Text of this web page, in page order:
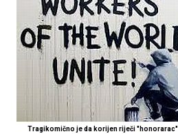
Tragikomično je da korijen riječi "honorarac"